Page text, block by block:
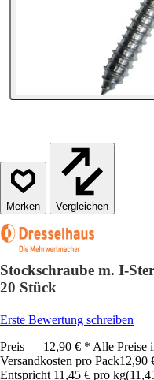
Vergleichen
Stockschraube m. I-
20 Stück
Erste Bewertung schreiben
Preis — 12,90 € * Alle Preise
Versandkosten pro Pack12,90
Entspricht 11,45 € pro kg(